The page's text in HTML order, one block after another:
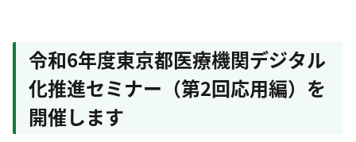
令和6年度東京都医療機関デジタル
化推進セミナー（第2回応用編）を
開催します